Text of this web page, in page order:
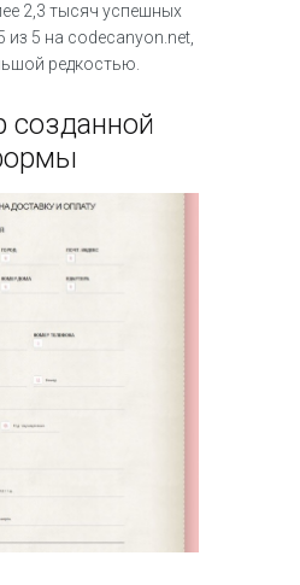
2,3 тысяч успешных
из 5 на codecanyon.net,
редкостью.
созданной